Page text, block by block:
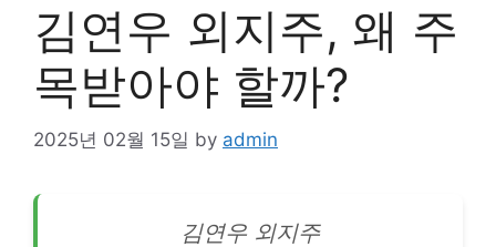
김연우 외지주, 왜 주
목받아야 할까?
2025년 02월 15일 by admin
김연우 외지주